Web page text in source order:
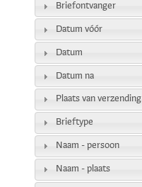
Briefontvanger
Datum vóór
Datum
Datum na
Plaats van verzending
Brieftype
Naam - persoon
Naam - plaats